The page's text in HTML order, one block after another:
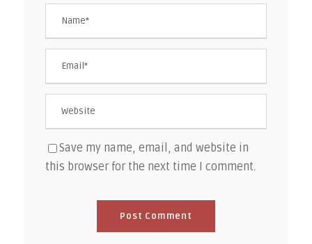
Save my name, email, and website in
this browser for the next time I comment.